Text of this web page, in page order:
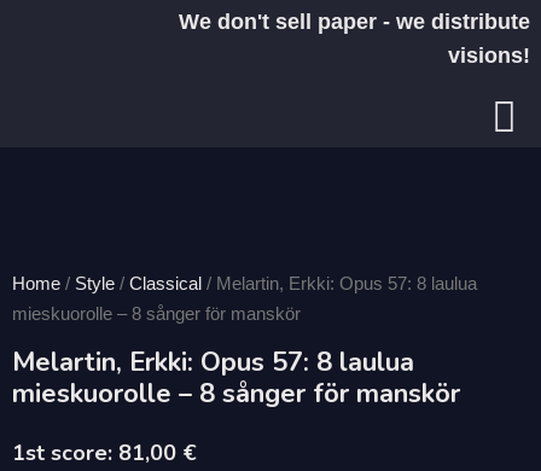
We don't sell paper - we distribute
visions!
Home / Style / Classical / Melartin, Erkki: Opus 57: 8 laulua
mieskuorolle – 8 sånger för manskör
Melartin, Erkki: Opus 57: 8 laulua
mieskuorolle – 8 sånger för manskör
81,00 €